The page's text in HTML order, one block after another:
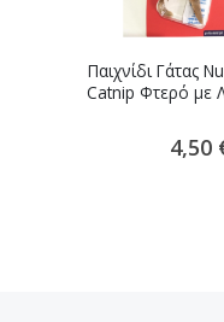
Παιχνίδι Γάτας
Catnip Φτερό με
4,50